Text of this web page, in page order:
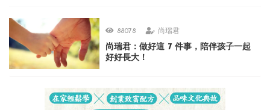
88078 尚瑞君
尚瑞君：做好這 7 件事，陪伴孩子一起
好好長大！